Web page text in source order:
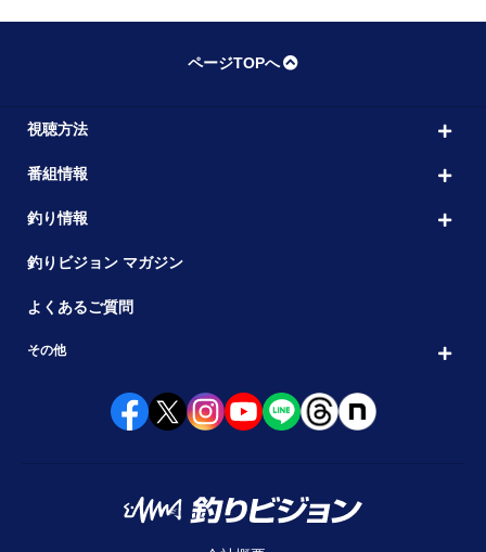
ページTOPへ
視聴方法
番組情報
釣り情報
釣りビジョン マガジン
よくあるご質問
その他